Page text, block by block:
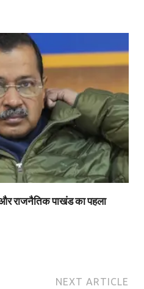
राजनैतिक पाखंड का पहला
NEXT ARTICLE